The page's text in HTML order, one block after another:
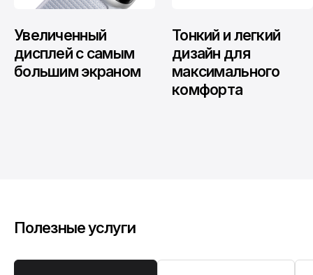
Увеличенный
дисплей с самым
большим экраном
Тонкий и легкий
дизайн для
максимального
комфорта
Полезные услуги